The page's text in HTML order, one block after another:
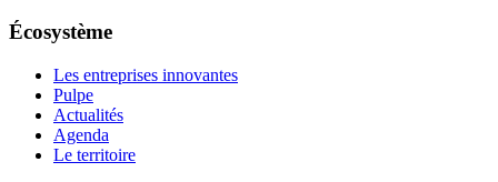
Écosystème
Les entreprises innovantes
Pulpe
Actualités
Agenda
Le territoire